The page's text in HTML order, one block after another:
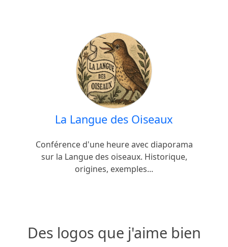
La Langue des Oiseaux
Conférence d'une heure avec diaporama
sur la Langue des oiseaux. Historique,
origines, exemples...
Des logos que j'aime bien